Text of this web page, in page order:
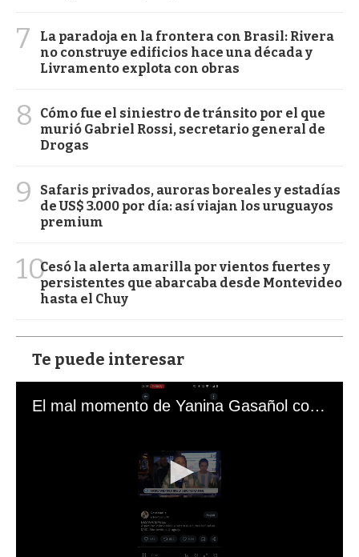
7
La paradoja en la frontera con Brasil: Rivera
no construye edificios hace una década y
Livramento explota con obras
8
Cómo fue el siniestro de tránsito por el que
murió Gabriel Rossi, secretario general de
Drogas
9
Safaris privados, auroras boreales y estadías
de US$ 3.000 por día: así viajan los uruguayos
premium
10Cesó la alerta amarilla por vientos fuertes y
persistentes que abarcaba desde Montevideo
hasta el Chuy
Te puede interesar
El mal momento de Yanina Gasañol con un hincha argentino en "Subrayado"